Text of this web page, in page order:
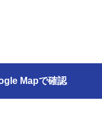
Mapで確認